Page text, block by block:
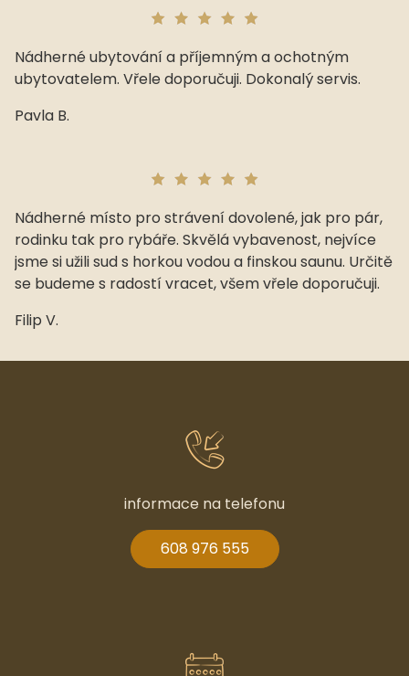
Nádherné ubytování a příjemným a ochotným
ubytovatelem. Vřele doporučuji. Dokonalý servis.
Pavla B.
Nádherné místo pro strávení dovolené, jak pro pár,
rodinku tak pro rybáře. Skvělá vybavenost, nejvíce
jsme si užili sud s horkou vodou a finskou saunu. Určitě
se budeme s radostí vracet, všem vřele doporučuji.
Filip V.
informace na telefonu
608 976 555